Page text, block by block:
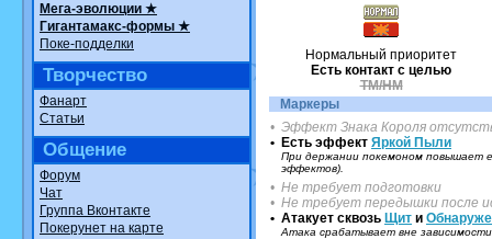
Мега-эволюции ★
Гигантамакс-формы ★
Поке-подделки
Творчество
Фанарт
Статьи
Общение
Форум
Чат
Группа Вконтакте
Покерунет на карте
Нормальный приоритет
Есть контакт с целью
TM/HM
Маркеры
• Эффект Знака Короля
• Есть эффект Яркой Пыли
При держании покемоном повышает
эффектов).
• Не требует подготовки
• Не требует передышки после
• Атакует сквозь Щит и
Атака срабатывает вне